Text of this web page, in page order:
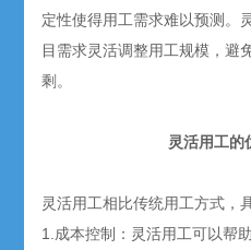
定性使得用工需求难以预测。
目需求灵活调整用工规模，避
剩。
灵活用工的
灵活用工相比传统用工方式，
1.成本控制：灵活用工可以帮